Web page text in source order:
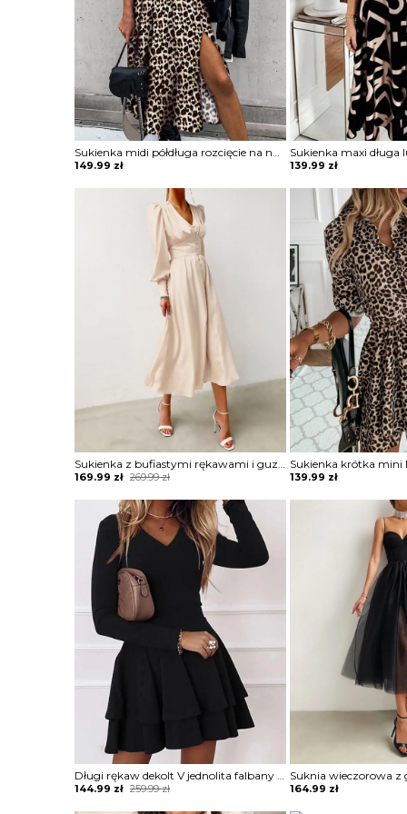
Sukienka midi półdługa rozcięcie na nogę marszczona w talii podkreślona talia koszulowa kołnierzyk dekolt v mankiety długi rękaw panterka cętki Lonna
149.99 zł 139.99 zł
Sukienka z bufiastymi rękawami i guzikami przodu Terttu
269.99zł
Original
was:
269.99 zł.
169.99 zł
Current
is:
169.99 zł.
139.99 zł
Długi rękaw dekolt V jednolita falbany lato obcisła casual mini przed kolano sukienka Sherley
259.99zł
Original
144.99 zł
Current
164.99 zł